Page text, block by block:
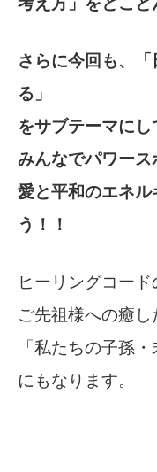
さらに今回も、
る」
をサブテーマにし
みんなでパワース
愛と平和のエネル
う！！
ヒーリングコード
ご先祖様への癒し
「私たちの子孫
にもなります。